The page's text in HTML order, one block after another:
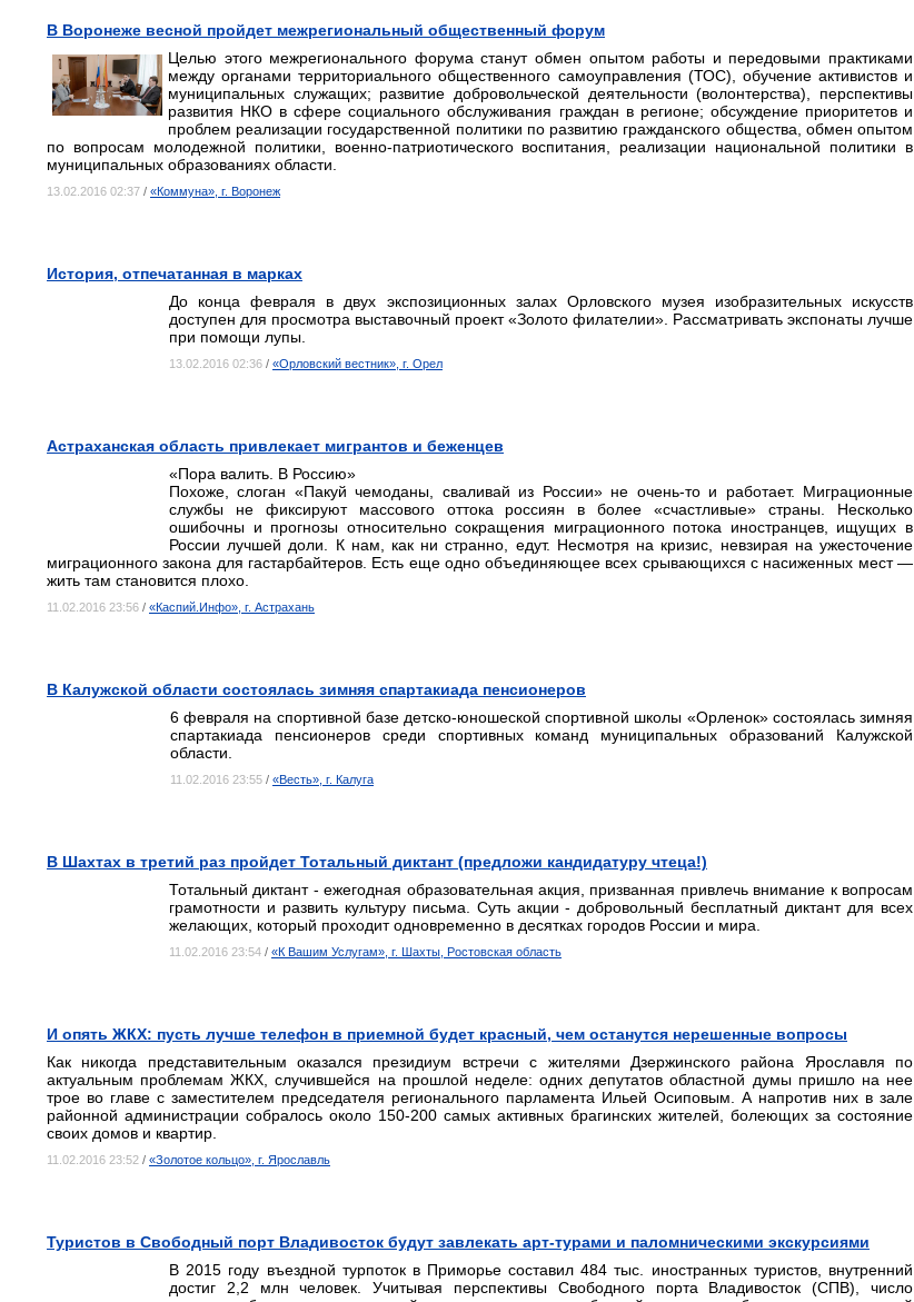
В Воронеже весной пройдет межрегиональный общественный форум
Целью этого межрегионального форума станут обмен опытом работы и передовыми практиками
между органами территориального общественного самоуправления (ТОС), обучение активистов и
муниципальных служащих; развитие добровольческой деятельности (волонтерства), перспективы
развития НКО в сфере социального обслуживания граждан в регионе; обсуждение приоритетов и
проблем реализации государственной политики по развитию гражданского общества, обмен опытом
по вопросам молодежной политики, военно-патриотического воспитания, реализации национальной политики в
муниципальных образованиях области.
13.02.2016 02:37 / «Коммуна», г. Воронеж
История, отпечатанная в марках
До конца февраля в двух экспозиционных залах Орловского музея изобразительных искусств
доступен для просмотра выставочный проект «Золото филателии». Рассматривать экспонаты лучше
при помощи лупы.
13.02.2016 02:36 / «Орловский вестник», г. Орел
Астраханская область привлекает мигрантов и беженцев
«Пора валить. В Россию»
Похоже, слоган «Пакуй чемоданы, сваливай из России» не очень-то и работает. Миграционные
службы не фиксируют массового оттока россиян в более «счастливые» страны. Несколько
ошибочны и прогнозы относительно сокращения миграционного потока иностранцев, ищущих в
России лучшей доли. К нам, как ни странно, едут. Несмотря на кризис, невзирая на ужесточение
миграционного закона для гастарбайтеров. Есть еще одно объединяющее всех срывающихся с насиженных мест —
жить там становится плохо.
11.02.2016 23:56 / «Каспий.Инфо», г. Астрахань
В Калужской области состоялась зимняя спартакиада пенсионеров
6 февраля на спортивной базе детско-юношеской спортивной школы «Орленок» состоялась зимняя
спартакиада пенсионеров среди спортивных команд муниципальных образований Калужской
области.
11.02.2016 23:55 / «Весть», г. Калуга
В Шахтах в третий раз пройдет Тотальный диктант (предложи кандидатуру чтеца!)
Тотальный диктант - ежегодная образовательная акция, призванная привлечь внимание к вопросам
грамотности и развить культуру письма. Суть акции - добровольный бесплатный диктант для всех
желающих, который проходит одновременно в десятках городов России и мира.
11.02.2016 23:54 / «К Вашим Услугам», г. Шахты, Ростовская область
И опять ЖКХ: пусть лучше телефон в приемной будет красный, чем останутся нерешенные вопросы
Как никогда представительным оказался президиум встречи с жителями Дзержинского района Ярославля по
актуальным проблемам ЖКХ, случившейся на прошлой неделе: одних депутатов областной думы пришло на нее
трое во главе с заместителем председателя регионального парламента Ильей Осиповым. А напротив них в зале
районной администрации собралось около 150-200 самых активных брагинских жителей, болеющих за состояние
своих домов и квартир.
11.02.2016 23:52 / «Золотое кольцо», г. Ярославль
Туристов в Свободный порт Владивосток будут завлекать арт-турами и паломническими экскурсиями
В 2015 году въездной турпоток в Приморье составил 484 тыс. иностранных туристов, внутренний
достиг 2,2 млн человек. Учитывая перспективы Свободного порта Владивосток (СПВ), число